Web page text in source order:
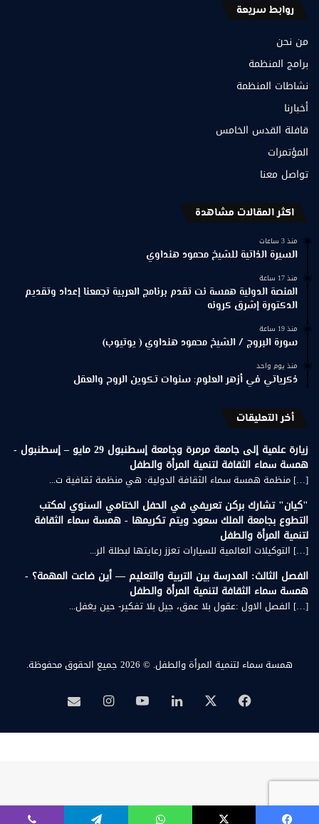
روابط سريعة
من نحن
برامج المنظمة
نشاطات المنظمة
أخبارنا
قافلة القدس الخامس
المؤتمرات
تواصل معنا
اكثر المقالات مشاهدة
منذ 3 ساعات
السيرة الذاتية للشيخ محمود هنداوي
منذ 17 ساعة
المنصة الدولية همسة نت تقدم برنامج العربية تجمعنا إعداد وتقديم
الدكتورة إشرق كرونه
منذ 19 ساعة
سورة البروج / الشيخ محمود هنداوي ( يوتيوب)
منذ يوم واحد
ذكرياتي في أزهر العلوم: سنوات تكوين الروح والعقل
أخر التعليقات
زيارة علمية إلى جامعة مرمرة وجامعة إسطنبول 29 مايو – إسطنبول -
همسة سماء الثقافة لتنمية المرأة والطفل
[…] منظمة همسة سماء الثقافة الدولية: هي منظمة ثقافية ت...
"كيان" تشارك بركن تعريفي في الحفل الختامي السنوي لمكتب
التطوع بجامعة الملك سعود ويتم تكريمها - همسة سماء الثقافة
لتنمية المرأة والطفل
[…] التوكيلات العالمية للسيارات تعزز رعايتها لبطلة الر...
الفصل الثالث: المدرسة بين التربية والتعليم — أين ضاعت المهمة؟ -
همسة سماء الثقافة لتنمية المرأة والطفل
[…] الفصل الاول :عقول بلا عمق، جيل بلا تفكير- حين يغفل...
همسة سماء لتنمية المرأة والطفل. © 2026 جميع الحقوق محفوظة.
فيسبوك لينكدإن‫YouTubeانستقرامبريد
همسة